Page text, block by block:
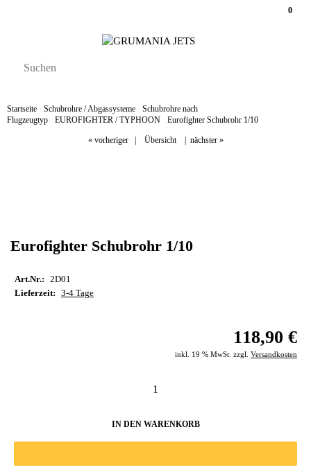
0
Startseite Schubrohre / Abgassysteme
Schubrohre nach
Flugzeugtyp
EUROFIGHTER / TYPHOON Eurofighter Schubrohr 1/10
« vorheriger| Übersicht| nächster »
Eurofighter Schubrohr 1/10
Art.Nr.:
2D01
Lieferzeit:
3-4 Tage
118,90 €
inkl. 19 % MwSt. zzgl. Versandkosten
IN DEN WARENKORB